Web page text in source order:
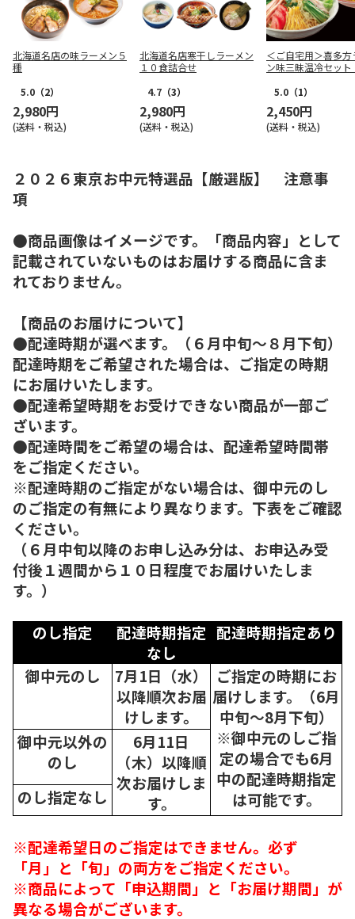
北海道名店の味ラーメン５
種
5.0 （2）
2,980円
(送料・税込)
北海道名店寒干しラーメン
１０食詰合せ
4.7 （3）
2,980円
(送料・税込)
＜ご自宅用＞喜多方
ン味三昧温冷セッ
5.0 （1）
2,450円
(送料・税込)
２０２６東京お中元特選品【厳選版】 注意事
項
●商品画像はイメージです。「商品内容」として
記載されていないものはお届けする商品に含ま
れておりません。
【商品のお届けについて】
●配達時期が選べます。（６月中旬～８月下旬）
配達時期をご希望された場合は、ご指定の時期
にお届けいたします。
●配達希望時期をお受けできない商品が一部ご
ざいます。
●配達時間をご希望の場合は、配達希望時間帯
をご指定ください。
※配達時期のご指定がない場合は、御中元のし
のご指定の有無により異なります。下表をご確認
ください。
（６月中旬以降のお申し込み分は、お申込み受
付後１週間から１０日程度でお届けいたしま
す。）
のし指定
配達時期指定
なし
配達時期指定あり
御中元のし
7月1日（水）
以降順次お届
けします。
ご指定の時期にお
届けします。（6月
中旬～8月下旬）
※御中元のしご指
定の場合でも6月
中の配達時期指定
は可能です。
御中元以外の
のし
6月11日
（木）以降順
次お届けしま
す。
のし指定なし
※配達希望日のご指定はできません。必ず
「月」と「旬」の両方をご指定ください。
※商品によって「申込期間」と「お届け期間」が
異なる場合がございます。